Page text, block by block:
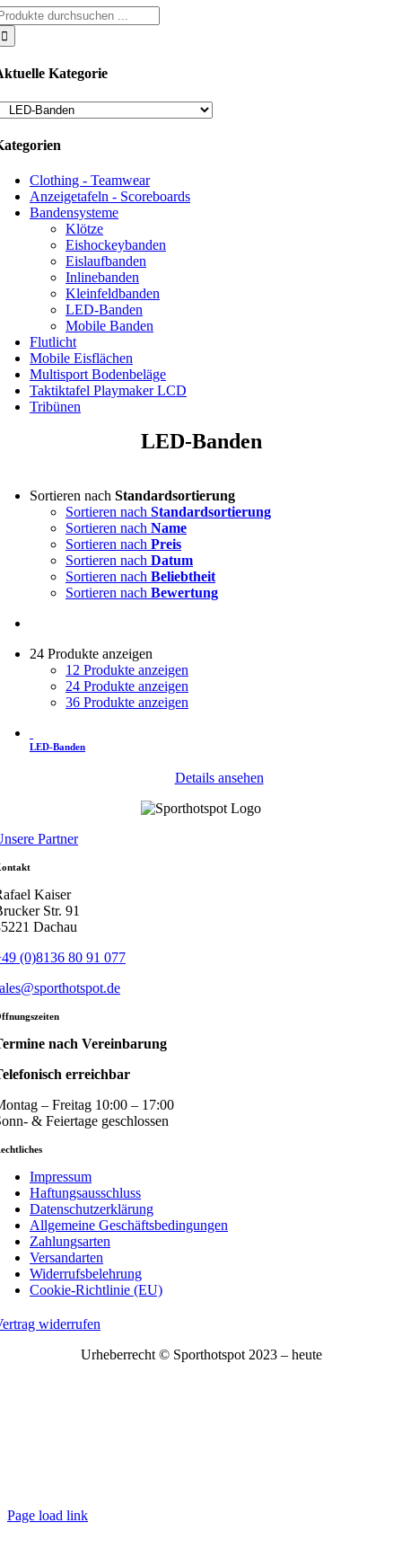
Kategorie
Clothing - Teamwear
Anzeigetafeln - Scoreboards
Bandensysteme
Klötze
Eishockeybanden
Eislaufbanden
Inlinebanden
Kleinfeldbanden
LED-Banden
Mobile Banden
Flutlicht
Mobile Eisflächen
Multisport Bodenbeläge
Taktiktafel Playmaker LCD
Tribünen
LED-Banden
Sortieren nach Standardsortierung
Sortieren nach Standardsortierung
Sortieren nach Name
Sortieren nach Preis
Sortieren nach Datum
Sortieren nach Beliebtheit
Sortieren nach Bewertung
24 Produkte anzeigen
12 Produkte anzeigen
24 Produkte anzeigen
36 Produkte anzeigen
LED-Banden
Details ansehen
Partner
Kaiser
Str. 91
Dachau
(0)8136 80 91 077
nach Vereinbarung
erreichbar
– Freitag 10:00 – 17:00
& Feiertage geschlossen
Impressum
Haftungsausschluss
Datenschutzerklärung
Allgemeine Geschäftsbedingungen
Zahlungsarten
Versandarten
Widerrufsbelehrung
Cookie-Richtlinie (EU)
widerrufen
Urheberrecht © Sporthotspot 2023 – heute
Page load link